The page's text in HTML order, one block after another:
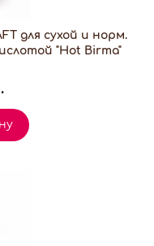
для сухой и норм.
"Hot Birma"